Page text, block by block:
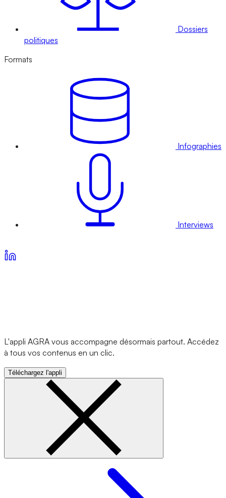
Dossiers
politiques
Formats
Infographies
Interviews
L'appli AGRA vous accompagne désormais partout. Accédez
à tous vos contenus en un clic.
Téléchargez l'appli